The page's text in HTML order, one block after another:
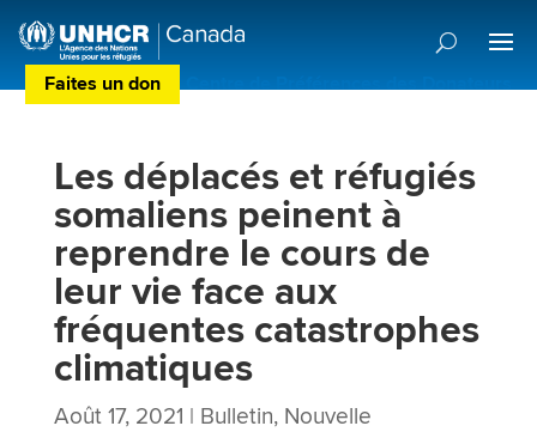
Faites un don Centre de Préférences des Donateurs
Les déplacés et réfugiés
somaliens peinent à
reprendre le cours de
leur vie face aux
fréquentes catastrophes
climatiques
Août 17, 2021 | Bulletin, Nouvelle